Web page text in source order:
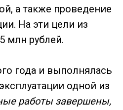
а также проведение
На эти цели из
млн рублей.
года и выполнялась
одной из
работы завершены,